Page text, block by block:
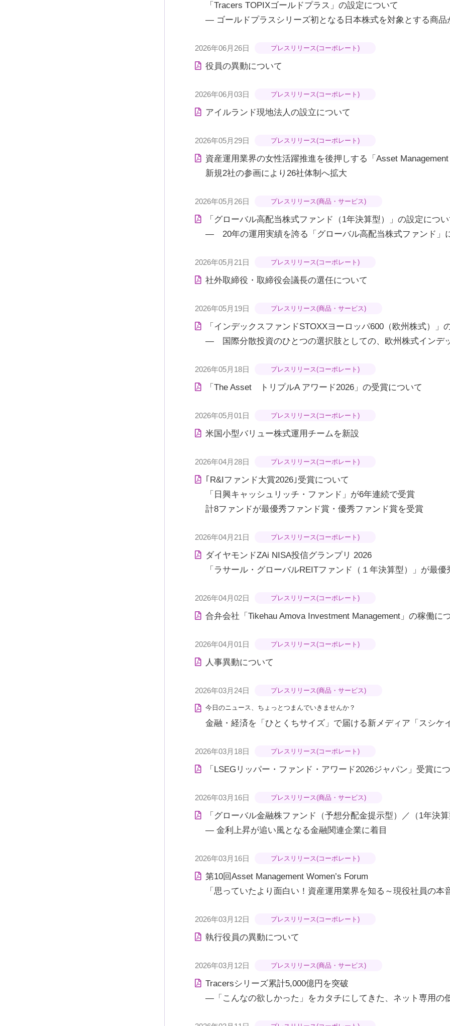
「Tracers TOPIXゴールドプラス」の設定について
― ゴールドプラスシリーズ初となる日本株式を対象とする商品
2026年06月26日 プレスリリース(コーポレート)
役員の異動について
2026年06月03日 プレスリリース(コーポレート)
アイルランド現地法人の設立について
2026年05月29日 プレスリリース(コーポレート)
資産運用業界の女性活躍推進を後押しする「Asset Management
新規2社の参画により26社体制へ拡大
2026年05月26日 プレスリリース(商品・サービス)
「グローバル高配当株式ファンド（1年決算型）」の設定につい
― 20年の運用実績を誇る「グローバル高配当株式ファンド」
2026年05月21日 プレスリリース(コーポレート)
社外取締役・取締役会議長の選任について
2026年05月19日 プレスリリース(商品・サービス)
「インデックスファンドSTOXXヨーロッパ600（欧州株式）」
― 国際分散投資のひとつの選択肢としての、欧州株式インデ
2026年05月18日 プレスリリース(コーポレート)
「The Asset トリプルA アワード2026」の受賞について
2026年05月01日 プレスリリース(コーポレート)
米国小型バリュー株式運用チームを新設
2026年04月28日 プレスリリース(コーポレート)
｢R&Iファンド大賞2026｣受賞について
「日興キャッシュリッチ・ファンド」が6年連続で受賞
計8ファンドが最優秀ファンド賞・優秀ファンド賞を受賞
2026年04月21日 プレスリリース(コーポレート)
ダイヤモンドZAi NISA投信グランプリ 2026
「ラサール・グローバルREITファンド（１年決算型）」が最優
2026年04月02日 プレスリリース(コーポレート)
合弁会社「Tikehau Amova Investment Management」の稼働に
2026年04月01日 プレスリリース(コーポレート)
人事異動について
2026年03月24日 プレスリリース(商品・サービス)
今日のニュース、ちょっとつまんでいきませんか？
金融・経済を「ひとくちサイズ」で届ける新メディア「スシ
2026年03月18日 プレスリリース(コーポレート)
「LSEGリッパー・ファンド・アワード2026ジャパン」受賞に
2026年03月16日 プレスリリース(商品・サービス)
「グローバル金融株ファンド（予想分配金提示型）／（1年決
― 金利上昇が追い風となる金融関連企業に着目
2026年03月16日 プレスリリース(コーポレート)
第10回Asset Management Women’s Forum
「思っていたより面白い！資産運用業界を知る～現役社員の本
2026年03月12日 プレスリリース(コーポレート)
執行役員の異動について
2026年03月12日 プレスリリース(商品・サービス)
Tracersシリーズ累計5,000億円を突破
―「こんなの欲しかった」をカタチにしてきた、ネット専用の